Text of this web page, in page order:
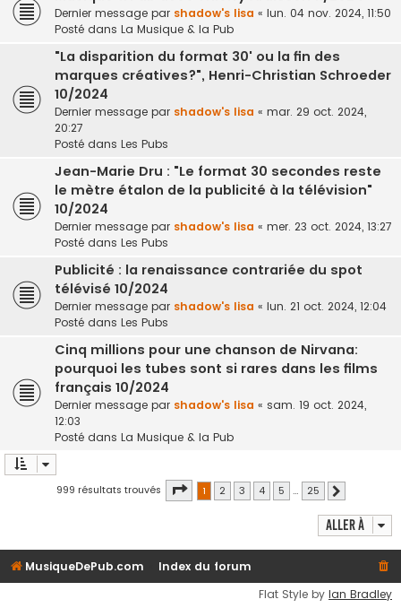
Dernier message par shadow's lisa « lun. 04 nov. 2024, 11:50
Posté dans La Musique & la Pub
"La disparition du format 30' ou la fin des
marques créatives?", Henri-Christian Schroeder
10/2024
Dernier message par shadow's lisa « mar. 29 oct. 2024,
20:27
Posté dans Les Pubs
Jean-Marie Dru : "Le format 30 secondes reste
le mètre étalon de la publicité à la télévision"
10/2024
Dernier message par shadow's lisa « mer. 23 oct. 2024, 13:27
Posté dans Les Pubs
Publicité : la renaissance contrariée du spot
télévisé 10/2024
Dernier message par shadow's lisa « lun. 21 oct. 2024, 12:04
Posté dans Les Pubs
Cinq millions pour une chanson de Nirvana:
pourquoi les tubes sont si rares dans les films
français 10/2024
Dernier message par shadow's lisa « sam. 19 oct. 2024,
12:03
Posté dans La Musique & la Pub
999 résultats trouvés Page 1sur25
1 2 3 4 5 … 25
Aller à
MusiqueDePub.com
Index du forum
Flat Style by Ian Bradley